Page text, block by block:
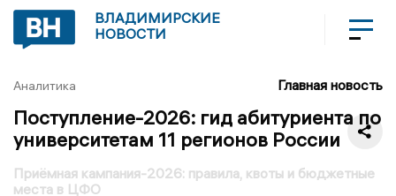
ВЛАДИМИРСКИЕ
НОВОСТИ
Аналитика Главная новость
Поступление-2026: гид абитуриента по
университетам 11 регионов России
Приёмная кампания-2026: правила, квоты и бюджетные
места в ЦФО